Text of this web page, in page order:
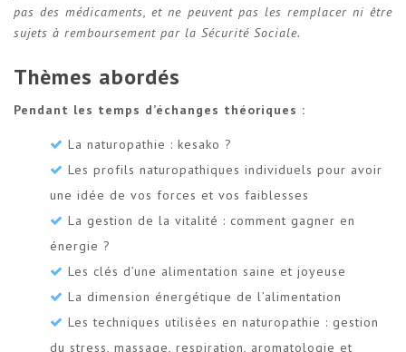
pas des médicaments, et ne peuvent pas les remplacer ni être
sujets à remboursement par la Sécurité Sociale.
Thèmes abordés
Pendant les temps d’échanges théoriques :
La naturopathie : kesako ?
Les profils naturopathiques individuels pour avoir
une idée de vos forces et vos faiblesses
La gestion de la vitalité : comment gagner en
énergie ?
Les clés d’une alimentation saine et joyeuse
La dimension énergétique de l’alimentation
Les techniques utilisées en naturopathie : gestion
du stress, massage, respiration, aromatologie et